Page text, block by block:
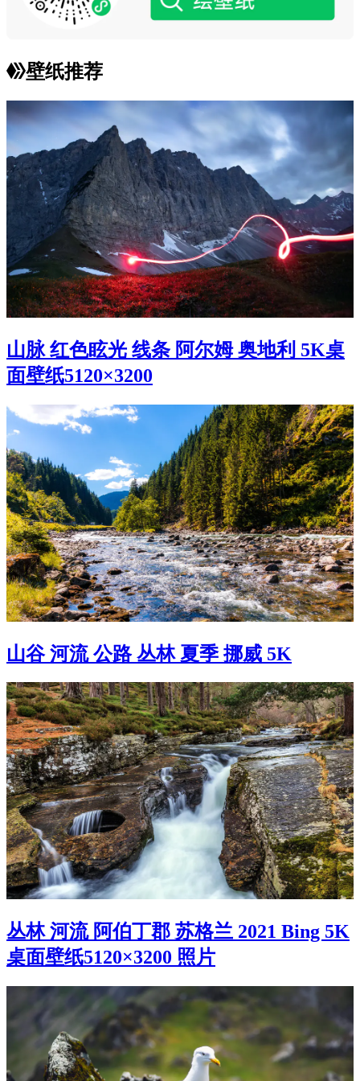
壁纸推荐
山脉 红色眩光 线条 阿尔姆 奥地利 5K桌
面壁纸5120×3200
山谷 河流 公路 丛林 夏季 挪威 5K
丛林 河流 阿伯丁郡 苏格兰 2021 Bing 5K
桌面壁纸5120×3200 照片